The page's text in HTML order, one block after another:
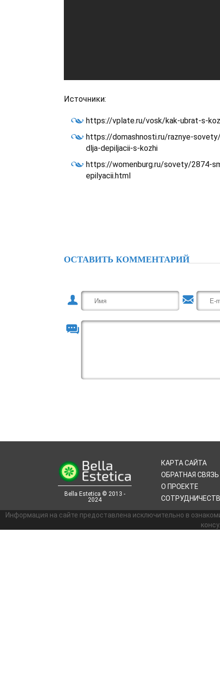
Источники:
https://vplate.ru/vosk/kak-ubrat-s-
https://domashnosti.ru/raznye-
dlja-depiljacii-s-kozhi
https://womenburg.ru/sovety/2874-
epilyacii.html
ОСТАВИТЬ КОММЕНТАРИЙ
Bella Estetica © 2013 -
2024
КАРТА САЙТА
ОБРАТНАЯ СВЯЗЬ
О ПРОЕКТЕ
Информация на сайте предоставлена исключительно в